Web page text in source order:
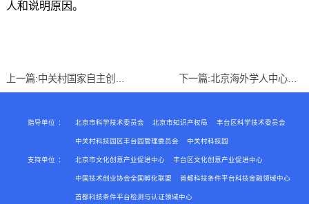
人和说明原因。
上一篇: 下一篇: 北京海外学人中心关于2019年北京市留学人员创办企业开办费资助资金申报工作的通知
指导单位 ： 北京市科学技术委员会 北京市知识产权局 丰台区科学技术委员会
中关村科技园区丰台园管理委员会 中关村科技园
支持单位 ： 北京市文化创意产业促进中心 丰台区文化创意产业促进中心
中国技术创业协会全国孵化联盟 首都科技条件平台科技金融领域中心
首都科技条件平台检测与认证领域中心